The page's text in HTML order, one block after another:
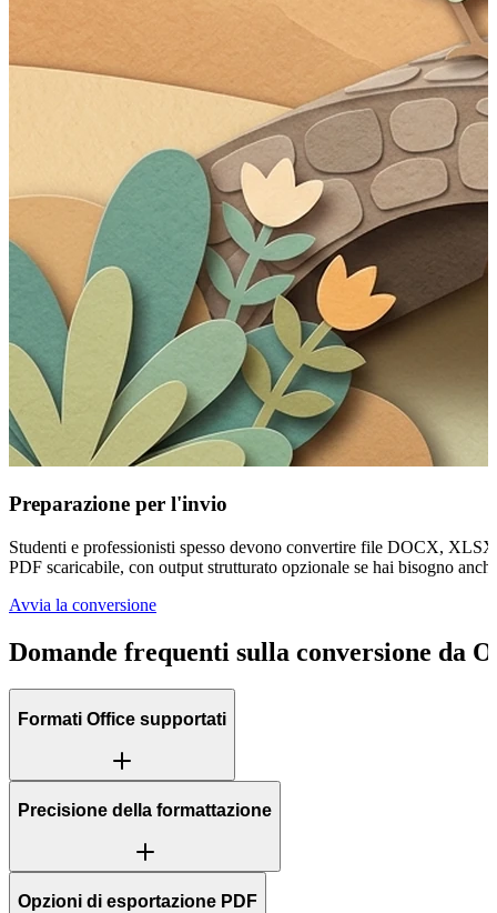
Preparazione per l'invio
Studenti e professionisti spesso devono convertire file DOCX,
PDF scaricabile, con output strutturato opzionale se hai bisogno
Avvia la conversione
Domande frequenti sulla conversione da
Formati Office supportati
Precisione della formattazione
Opzioni di esportazione PDF